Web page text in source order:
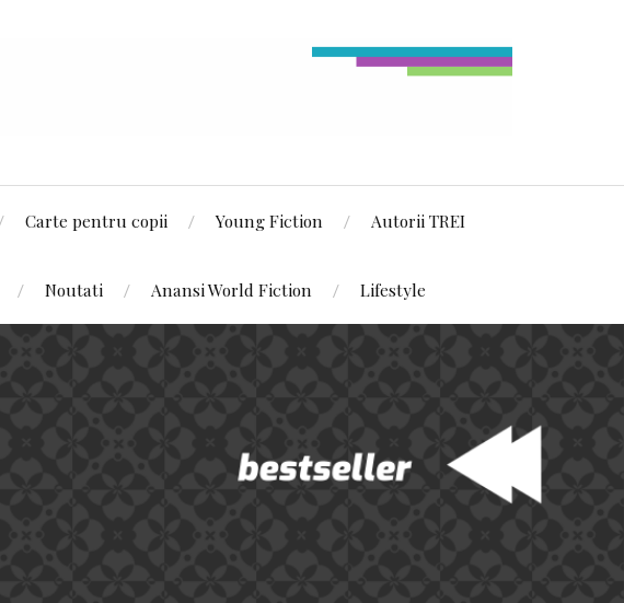
Carte pentru copii Young Fiction Autorii TREI
Noutati Anansi World Fiction Lifestyle